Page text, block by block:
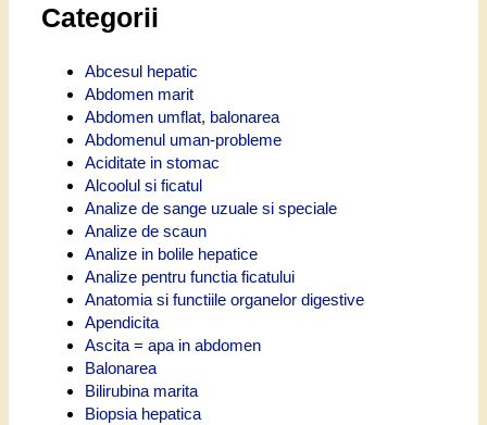
Categorii
Abcesul hepatic
Abdomen marit
Abdomen umflat, balonarea
Abdomenul uman-probleme
Aciditate in stomac
Alcoolul si ficatul
Analize de sange uzuale si speciale
Analize de scaun
Analize in bolile hepatice
Analize pentru functia ficatului
Anatomia si functiile organelor digestive
Apendicita
Ascita = apa in abdomen
Balonarea
Bilirubina marita
Biopsia hepatica